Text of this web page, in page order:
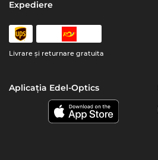
Expediere
Livrare şi returnare gratuita
Aplicația Edel-Optics